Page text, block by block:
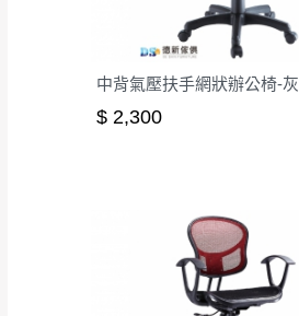
中背氣壓扶手網狀辦公椅-灰
$ 2,300